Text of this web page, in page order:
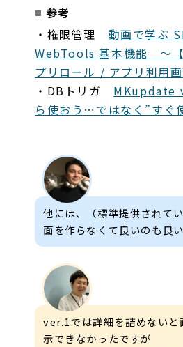
参考
・権限管理 動画で学ぶ
WebTools 基本機能 ～【
プリロール / アプリ利用
・DBトリガ MKupdate
ら使おう…ではなく”すぐ
他には、（標準提供されて
面を作らなくて良いのも良
ver.1では詳細を詰めないと
示できなかったですが